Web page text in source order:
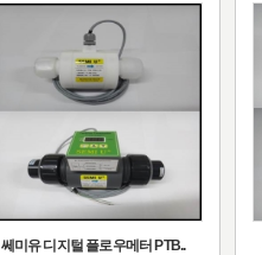
쎄미유 디지털 플로우메터 PTB..